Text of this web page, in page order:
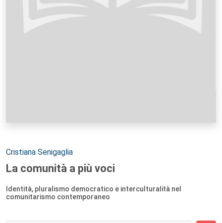
Autori:
Cristiana Senigaglia
La comunità a più voci
Identità, pluralismo democratico e interculturalità nel
comunitarismo contemporaneo